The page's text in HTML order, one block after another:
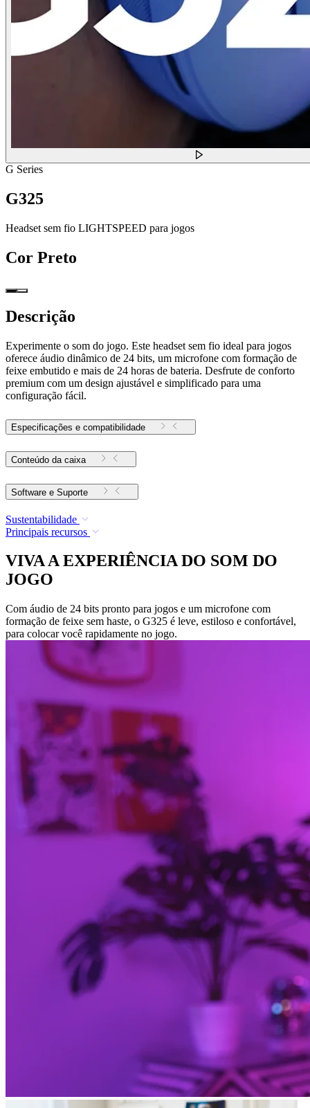
G Series
G325
Headset sem fio LIGHTSPEED para jogos
Cor Preto
Descrição
Experimente o som do jogo. Este headset sem fio ideal para jogos
oferece áudio dinâmico de 24 bits, um microfone com formação de
feixe embutido e mais de 24 horas de bateria. Desfrute de conforto
premium com um design ajustável e simplificado para uma
configuração fácil.
Especificações e compatibilidade
Conteúdo da caixa
Software e Suporte
Sustentabilidade
Principais recursos
VIVA A EXPERIÊNCIA DO SOM DO
JOGO
Com áudio de 24 bits pronto para jogos e um microfone com
formação de feixe sem haste, o G325 é leve, estiloso e confortável,
para colocar você rapidamente no jogo.